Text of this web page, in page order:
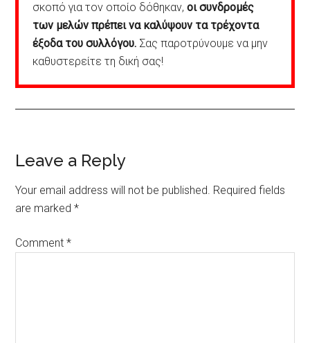
σκοπό για τον οποίο δόθηκαν,οι συνδρομές
των μελών πρέπει να καλύψουν τα τρέχοντα
έξοδα του συλλόγου. Σας παροτρύνουμε να μην
καθυστερείτε τη δική σας!
Reader
Interactions
Leave a Reply
Your email address will not be published. Required fields
are marked*
Comment*